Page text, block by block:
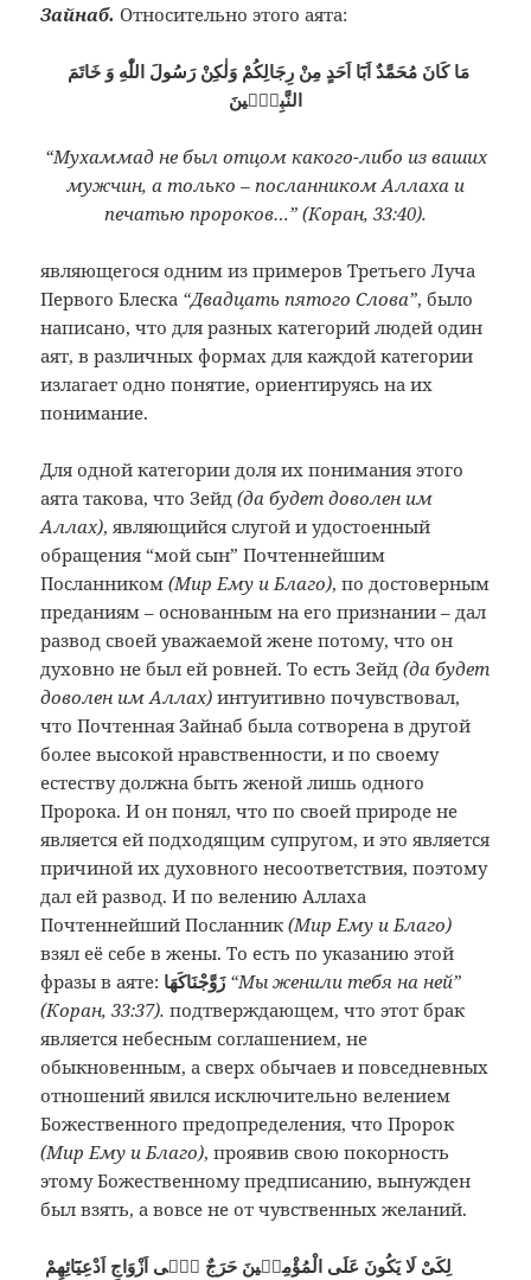
Зайнаб. Относительно этого аята:
النَّبِيّٖينَ
“Мухаммад не был отцом какого-либо из ваших
мужчин, а только – посланником Аллаха и
печатью пророков…” (Коран, 33:40).
являющегося одним из примеров Третьего Луча
Первого Блеска “Двадцать пятого Слова”, было
написано, что для разных категорий людей один
аят, в различных формах для каждой категории
излагает одно понятие, ориентируясь на их
понимание.
Для одной категории доля их понимания этого
аята такова, что Зейд(да будет доволен им
Аллах), являющийся слугой и удостоенный
обращения “мой сын” Почтеннейшим
Посланником(Мир Ему и Благо), по достоверным
преданиям – основанным на его признании – дал
развод своей уважаемой жене потому, что он
духовно не был ей ровней. То есть Зейд(да будет
доволен им Аллах) интуитивно почувствовал,
что Почтенная Зайнаб была сотворена в другой
более высокой нравственности, и по своему
естеству должна быть женой лишь одного
Пророка. И он понял, что по своей природе не
является ей подходящим супругом, и это является
причиной их духовного несоответствия, поэтому
дал ей развод. И по велению Аллаха
Почтеннейший Посланник(Мир Ему и Благо)
взял её себе в жены. То есть по указанию этой
фразы в аяте: زَوَّجْنَاكَهَا “Мы женили тебя на ней”
(Коран, 33:37). подтверждающем, что этот брак
является небесным соглашением, не
обыкновенным, а сверх обычаев и повседневных
отношений явился исключительно велением
Божественного предопределения, что Пророк
(Мир Ему и Благо), проявив свою покорность
этому Божественному предписанию, вынужден
был взять, а вовсе не от чувственных желаний.
لِكَىْ لَا يَكُونَ عَلَى الْمُؤْمِنٖينَ حَرَجٌ فٖٓى اَزْوَاجِ اَدْعِيَٓائِهِمْ